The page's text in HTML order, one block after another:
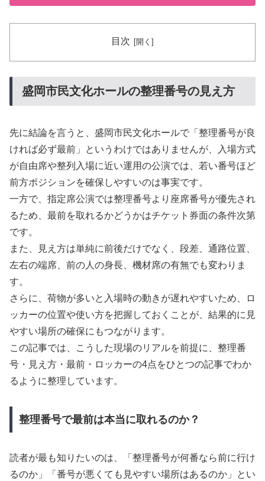
目次
盛岡市民文化ホールの整理番号の見え方
先に結論を言うと、盛岡市民文化ホールで「整理番号が良
ければ必ず最前」というわけではありませんが、入場方式
が自由席や整列入場に近い運用の公演では、若い番号ほど
前方ポジションを確保しやすいのは事実です。
一方で、指定席公演では整理番号より座席番号が優先され
るため、最前を取れるかどうかはチケット券面の条件次第
です。
また、見え方は単純に前後だけでなく、段差、通路位置、
左右の端席、前の人の身長、機材席の有無でも変わりま
す。
さらに、荷物が多いと入場時の動きが遅れやすいため、ロ
ッカーの位置や使い方を把握しておくことが、結果的に見
やすい場所の確保にもつながります。
この記事では、こうした現場のリアルを前提に、整理番
号・見え方・最前・ロッカーの4点をひとつの記事でわか
るように整理しています。
整理番号で最前は本当に取れるのか？
読者が最も知りたいのは、「整理番号が何番なら前に行け
るのか」「番号が悪くても見やすい場所はあるのか」とい